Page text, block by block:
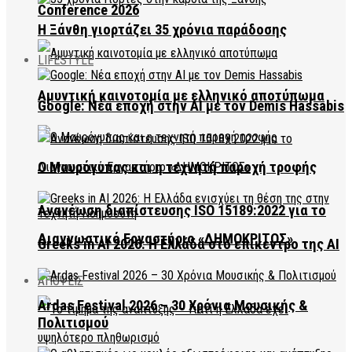
Conference 2026
Αμυντική καινοτομία με ελληνικό αποτύπωμα
Ανανέωση διαπίστευσης ISO 15189:2022 για το
Διαγνωστικό Εργαστήριο «ΔΗΜΟΚΡΙΤΟΣ»
ΑΠΟΨΕΙΣ
Η Ξάνθη γιορτάζει 35 χρόνια παράδοσης
LIFESTYLE
Google: Νέα εποχή στην AI με τον Demis Hassabis
Ο Μαυρόγυπας και η τεχνητή παροχή τροφής
Greeks in AI 2026: Η Ελλάδα στο επίκεντρο της AI
Ardas Festival 2026 – 30 Χρόνια Μουσικής &
Πολιτισμού